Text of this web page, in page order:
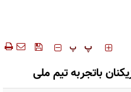
‍‍‍ پ پ
باتجربه تیم ملی